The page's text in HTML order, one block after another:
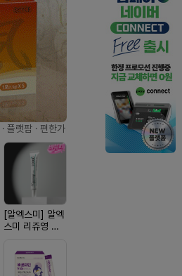
· 플랫팜 · 편한가
[알엑스미] 알엑
스미 리쥬영 울
10000 딥리페
어 크림